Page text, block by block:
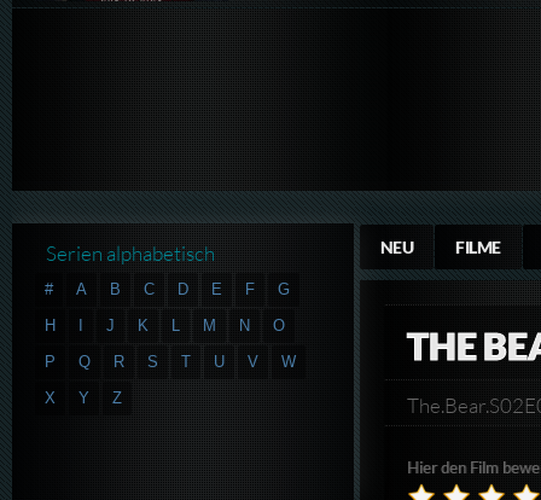
NEU FILME
THE
Hier den Film
Serien alphabetisch
# A B C D E F
G
H
I J K L M N
O
P
Q R S T U V
W
X
Y Z